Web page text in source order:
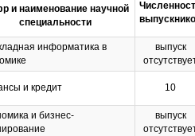
и наименование научной
специальности
информатика в
выпуск
и кредит 10
и бизнес-
выпуск